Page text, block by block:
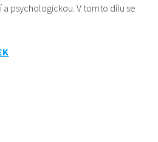
psychologickou. V tomto dílu se